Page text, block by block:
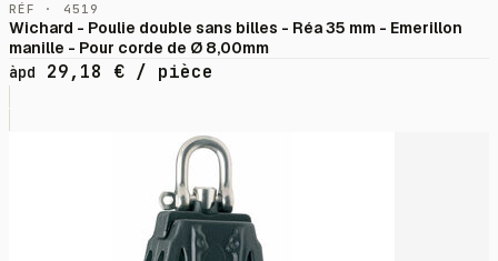
RÉF · 4519
Wichard - Poulie double sans billes - Réa 35 mm - Emerillon
manille - Pour corde de Ø 8,00mm
àpd
29,18 € / pièce